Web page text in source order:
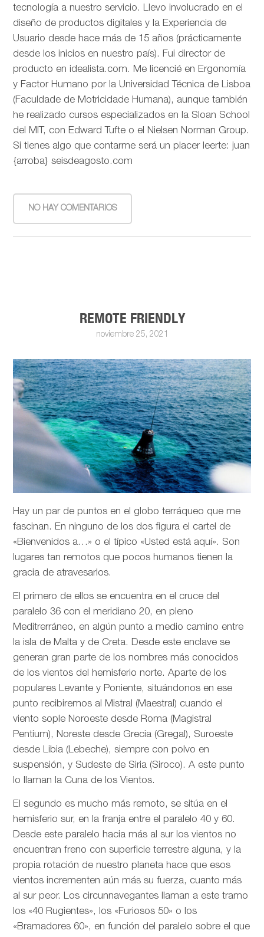
tecnología a nuestro servicio. Llevo involucrado en el
diseño de productos digitales y la Experiencia de
Usuario desde hace más de 15 años (prácticamente
desde los inicios en nuestro país). Fui director de
producto en idealista.com. Me licencié en Ergonomía
y Factor Humano por la Universidad Técnica de Lisboa
(Faculdade de Motricidade Humana), aunque también
he realizado cursos especializados en la Sloan School
del MIT, con Edward Tufte o el Nielsen Norman Group.
Si tienes algo que contarme será un placer leerte: juan
{arroba} seisdeagosto.com
NO HAY COMENTARIOS
REMOTE FRIENDLY
noviembre 25, 2021
Hay un par de puntos en el globo terráqueo que me
fascinan. En ninguno de los dos figura el cartel de
«Bienvenidos a…» o el típico «Usted está aquí». Son
lugares tan remotos que pocos humanos tienen la
gracia de atravesarlos.
El primero de ellos se encuentra en el cruce del
paralelo 36 con el meridiano 20, en pleno
Meditrerráneo, en algún punto a medio camino entre
la isla de Malta y de Creta. Desde este enclave se
generan gran parte de los nombres más conocidos
de los vientos del hemisferio norte. Aparte de los
populares Levante y Poniente, situándonos en ese
punto recibiremos al Mistral (Maestral) cuando el
viento sople Noroeste desde Roma (Magistral
Pentium), Noreste desde Grecia (Gregal), Suroeste
desde Libia (Lebeche), siempre con polvo en
suspensión, y Sudeste de Siria (Siroco). A este punto
lo llaman la Cuna de los Vientos.
El segundo es mucho más remoto, se sitúa en el
hemisferio sur, en la franja entre el paralelo 40 y 60.
Desde este paralelo hacia más al sur los vientos no
encuentran freno con superficie terrestre alguna, y la
propia rotación de nuestro planeta hace que esos
vientos incrementen aún más su fuerza, cuanto más
al sur peor. Los circunnavegantes llaman a este tramo
los «40 Rugientes», los «Furiosos 50» o los
«Bramadores 60», en función del paralelo sobre el que